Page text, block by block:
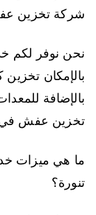
شركة تخزين
نحن نوفر لكم
بالإمكان
بالإضافة
تخزين عفش في
ما هي ميزات
تنورة؟